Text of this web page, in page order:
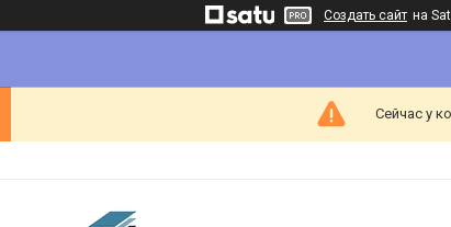
Создать сайт на
Сейчас у